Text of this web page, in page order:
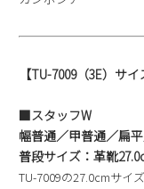
【TU-7009（3E）サイ
■スタッフW
幅普通／甲普通／扁
普段サイズ：革靴
TU-7009の27.0cmサイズ